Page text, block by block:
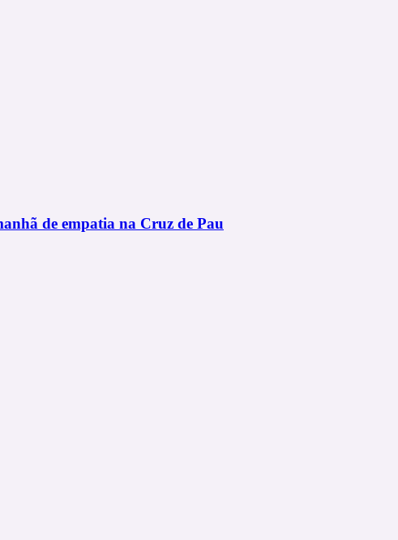
de empatia na Cruz de Pau